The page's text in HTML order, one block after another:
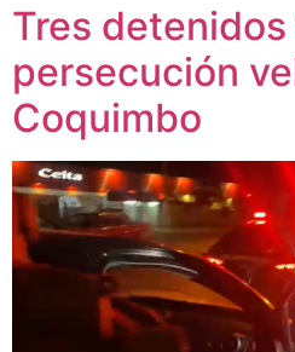
Tres
persecución
Coquimbo